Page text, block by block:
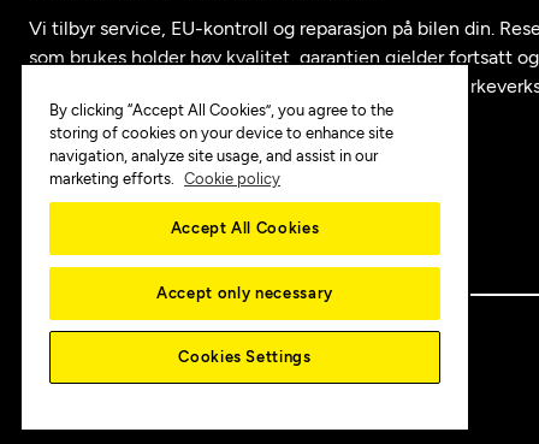
Vi tilbyr service, EU-kontroll og reparasjon på bilen din.
som brukes holder høy kvalitet, garantien gjelder fortsatt
serviceboka fra oss er like mye verdt som hos et
Mekonomen i sosiale medier:
By clicking “Accept All Cookies”, you agree to the
storing of cookies on your device to enhance site
navigation, analyze site usage, and assist in our
marketing efforts. Cookie policy
Accept All Cookies
Accept only necessary
Cookies Settings